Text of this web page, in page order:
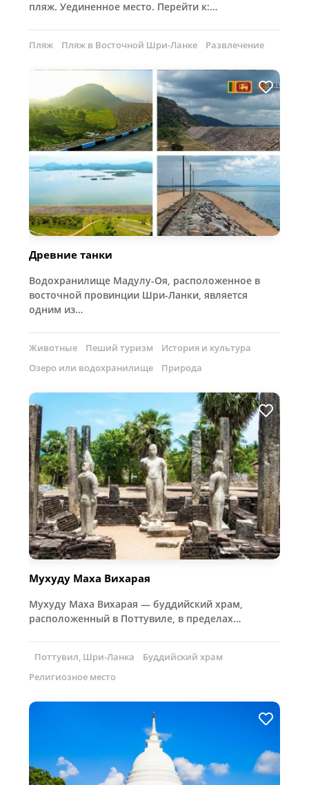
пляж. Уединенное место. Перейти к:…
Пляж Пляж в Восточной Шри-Ланке Развлечение
Древние танки
Водохранилище Мадулу-Оя, расположенное в
восточной провинции Шри-Ланки, является
одним из…
Животные Пеший туризм
История и культура
Озеро или водохранилище
Природа
Мухуду Маха Вихарая
Мухуду Маха Вихарая — буддийский храм,
расположенный в Поттувиле, в пределах…
Поттувил, Шри-Ланка
Буддийский храм
Религиозное место